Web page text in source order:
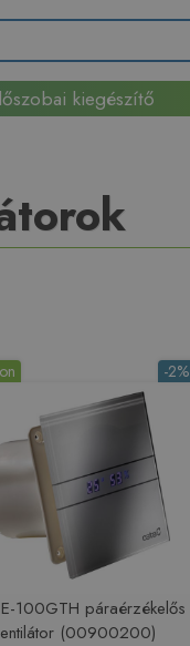
kiegészítő
-2%
100GTH páraérzékelős
(00900200)